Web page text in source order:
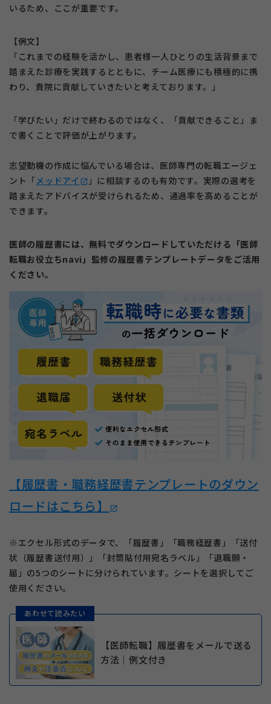
いるため、ここが重要です。
【例文】
「これまでの経験を活かし、患者様一人ひとりの生活背景まで
踏まえた診療を実践するとともに、チーム医療にも積極的に携
わり、貴院に貢献していきたいと考えております。」
「学びたい」だけで終わるのではなく、「貢献できること」ま
で書くことで評価が上がります。
志望動機の作成に悩んでいる場合は、医師専門の転職エージェ
ント「メッドアイ open_in_new 」に相談するのも有効です。実際の選考を
踏まえたアドバイスが受けられるため、通過率を高めることが
できます。
医師の履歴書には、無料でダウンロードしていただける「医師
転職お役立ちnavi」監修の履歴書テンプレートデータをご活用
ください。
【履歴書・職務経歴書テンプレートのダウン
ロードはこちら】
open_in_new
※エクセル形式のデータで、「履歴書」「職務経歴書」「送付
状（履歴書送付用）」「封筒貼付用宛名ラベル」「退職願・
届」の5つのシートに分けられています。シートを選択してご
使用ください。
あわせて読みたい
【医師転職】履歴書をメールで送る
方法｜例文付き